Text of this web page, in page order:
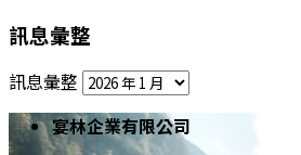
訊息彙整
訊息彙整
宴林企業有限公司